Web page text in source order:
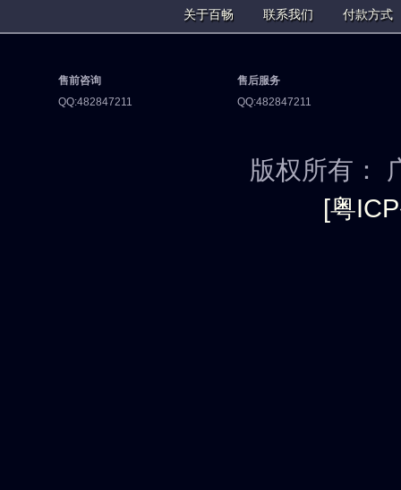
关于百畅 联系我们 付款方式
售前咨询
QQ:482847211
售后服务
QQ:482847211
版权所有：
[粤